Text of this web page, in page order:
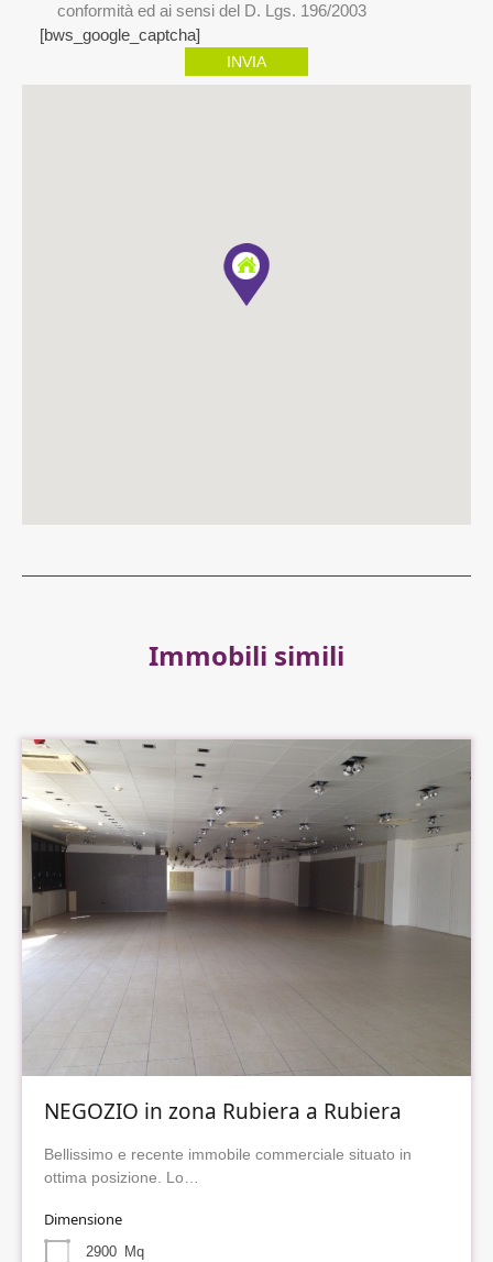
conformità ed ai sensi del D. Lgs. 196/2003
[bws_google_captcha]
INVIA
Immobili simili
NEGOZIO in zona Rubiera a Rubiera
Bellissimo e recente immobile commerciale situato in
ottima posizione. Lo…
Dimensione
2900 Mq